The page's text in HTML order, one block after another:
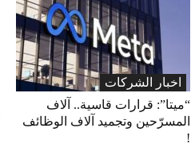
اخبار الشركات
“ميتا”: قرارات قاسية.. آلاف
المسرّحين وتجميد آلاف الوظائف
!